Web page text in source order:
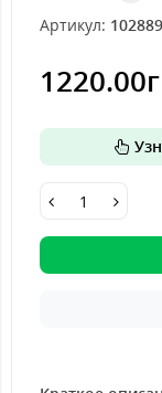
Артикул: 102889